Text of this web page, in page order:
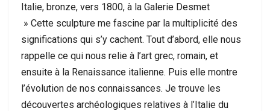
Italie, bronze, vers 1800, à la Galerie Desmet
» Cette sculpture me fascine par la multiplicité des
significations qui s’y cachent. Tout d’abord, elle nous
rappelle ce qui nous relie à l’art grec, romain, et
ensuite à la Renaissance italienne. Puis elle montre
l’évolution de nos connaissances. Je trouve les
découvertes archéologiques relatives à l’Italie du